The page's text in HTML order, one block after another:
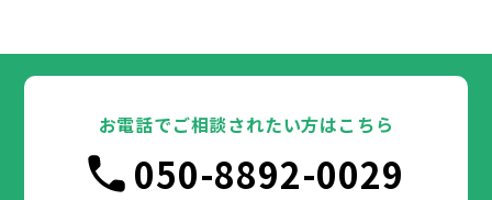
お電話でご相談されたい方はこちら
050-8892-0029